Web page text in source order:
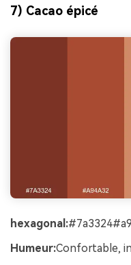
7) Cacao épicé
hexagonal:
Humeur:Confortable,